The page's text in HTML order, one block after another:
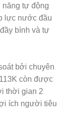
tự động
lực nước đầu
bình và tự
bởi chuyên
còn được
thời gian 2
ích người tiêu